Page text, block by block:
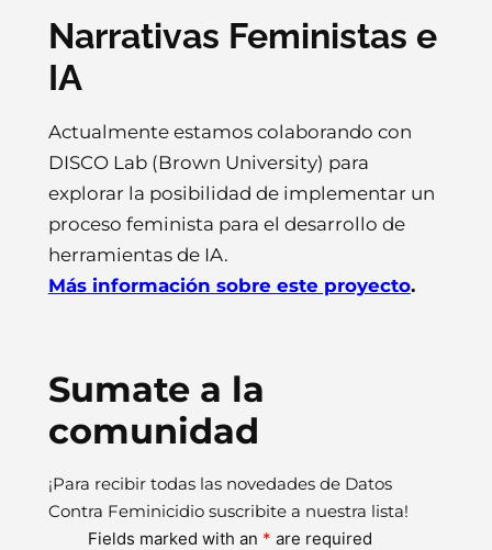
Narrativas Feministas e
IA
Actualmente estamos colaborando con
DISCO Lab (Brown University) para
explorar la posibilidad de implementar un
proceso feminista para el desarrollo de
herramientas de IA.
Más información sobre este proyecto.
Sumate a la
comunidad
¡Para recibir todas las novedades de Datos
Contra Feminicidio suscribite a nuestra lista!
Fields marked with an * are required